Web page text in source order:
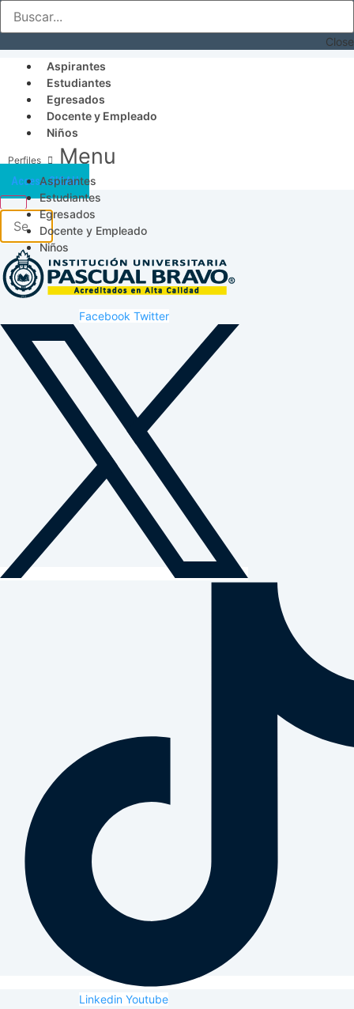
Close
Aspirantes
Estudiantes
Egresados
Docente y Empleado
Niños
Menu
Aspirantes
Estudiantes
Egresados
Docente y Empleado
Niños
Acceso SICAU
Facebook Twitter
Linkedin Youtube